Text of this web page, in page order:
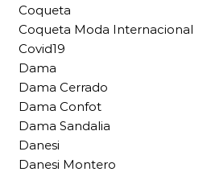
Coqueta
Coqueta Moda Internacional
Covid19
Dama
Dama Cerrado
Dama Confot
Dama Sandalia
Danesi
Danesi Montero